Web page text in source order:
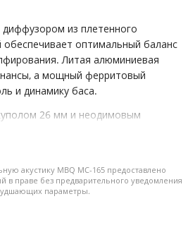
из плетенного
обеспечивает оптимальный баланс
Литая алюминиевая
а мощный ферритовый
и динамику баса.
26 мм и неодимовым
частот. Алюминиевый корпус
сетка предотвращает
акустику MBQ MC-165 предоставлено
в праве без предварительного уведомления
параметры.